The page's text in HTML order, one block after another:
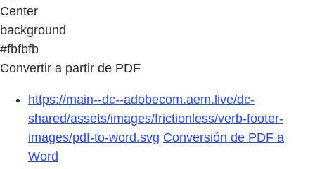
Center
background
#fbfbfb
Convertir a partir de PDF
https://main--dc--adobecom.aem.live/dc-
shared/assets/images/frictionless/verb-footer-
images/pdf-to-word.svg Conversión de PDF a
Word